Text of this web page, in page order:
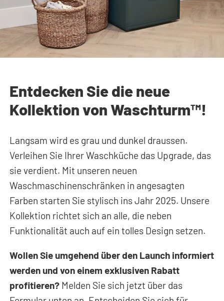
Entdecken Sie die neue
Kollektion von Waschturm™!
Langsam wird es grau und dunkel draussen.
Verleihen Sie Ihrer Waschküche das Upgrade, das
sie verdient. Mit unseren neuen
Waschmaschinenschränken in angesagten
Farben starten Sie stylisch ins Jahr 2025. Unsere
Kollektion richtet sich an alle, die neben
Funktionalität auch auf ein tolles Design setzen.
Wollen Sie umgehend über den Launch informiert
werden und von einem exklusiven Rabatt
profitieren? Melden Sie sich jetzt über das